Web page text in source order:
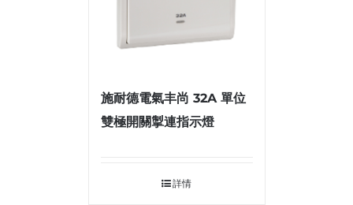
施耐德電氣丰尚 32A 單位
雙極開關掣連指示燈
詳情